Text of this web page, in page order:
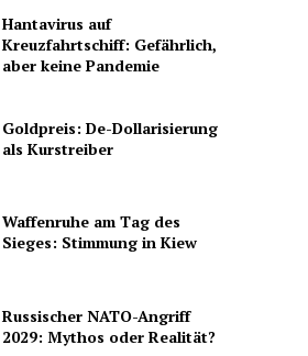
Hantavirus auf
Kreuzfahrtschiff: Gefährlich,
aber keine Pandemie
Goldpreis: De-Dollarisierung
als Kurstreiber
Waffenruhe am Tag des
Sieges: Stimmung in Kiew
Russischer NATO-Angriff
2029: Mythos oder Realität?